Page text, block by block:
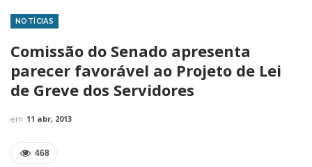
NOTÍCIAS
Comissão do Senado apresenta
parecer favorável ao Projeto de Lei
de Greve dos Servidores
em 11 abr, 2013
468